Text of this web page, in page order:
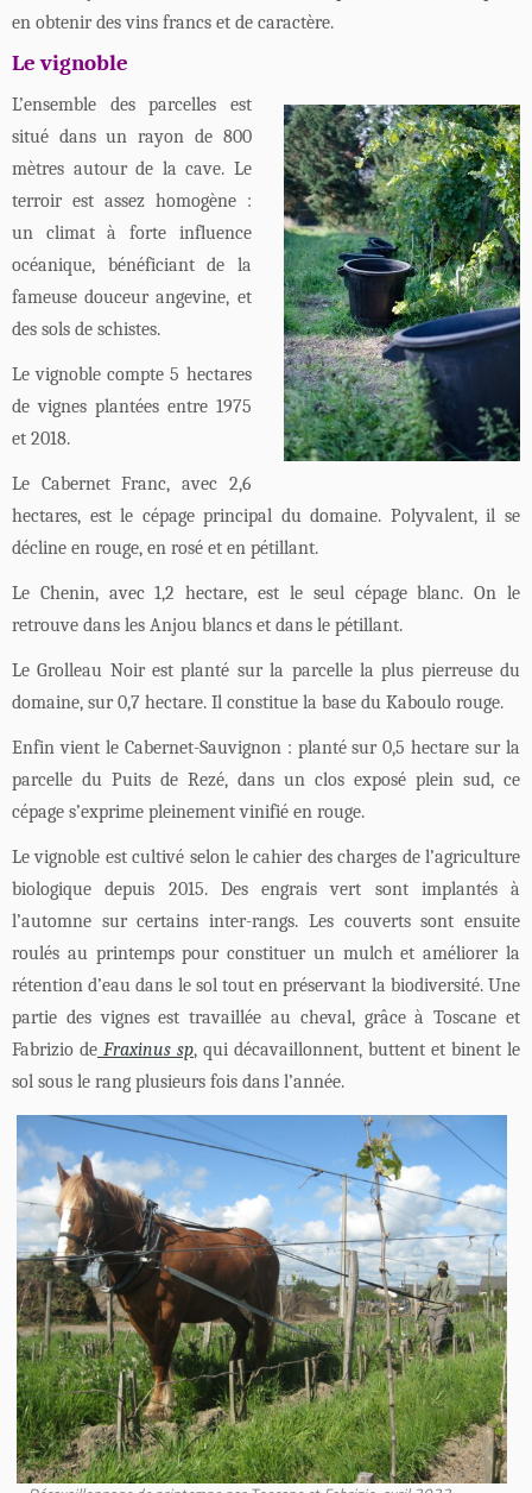
en obtenir des vins francs et de caractère.
Le vignoble
L’ensemble des parcelles est
situé dans un rayon de 800
mètres autour de la cave. Le
terroir est assez homogène :
un climat à forte influence
océanique, bénéficiant de la
fameuse douceur angevine, et
des sols de schistes.
Le vignoble compte 5 hectares
de vignes plantées entre 1975
et 2018.
Le Cabernet Franc, avec 2,6
hectares, est le cépage principal du domaine. Polyvalent, il se
décline en rouge, en rosé et en pétillant.
Le Chenin, avec 1,2 hectare, est le seul cépage blanc. On le
retrouve dans les Anjou blancs et dans le pétillant.
Le Grolleau Noir est planté sur la parcelle la plus pierreuse du
domaine, sur 0,7 hectare. Il constitue la base du Kaboulo rouge.
Enfin vient le Cabernet-Sauvignon : planté sur 0,5 hectare sur la
parcelle du Puits de Rezé, dans un clos exposé plein sud, ce
cépage s’exprime pleinement vinifié en rouge.
Le vignoble est cultivé selon le cahier des charges de l’agriculture
biologique depuis 2015. Des engrais vert sont implantés à
l’automne sur certains inter-rangs. Les couverts sont ensuite
roulés au printemps pour constituer un mulch et améliorer la
rétention d’eau dans le sol tout en préservant la biodiversité. Une
partie des vignes est travaillée au cheval, grâce à Toscane et
Fabrizio de Fraxinus sp, qui décavaillonnent, buttent et binent le
sol sous le rang plusieurs fois dans l’année.